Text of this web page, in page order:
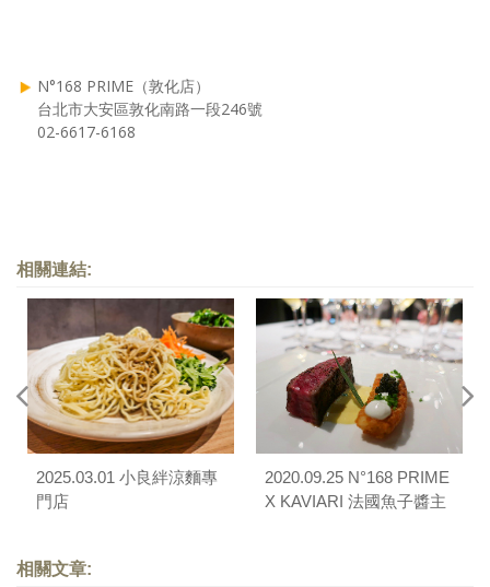
N°168 PRIME（敦化店）
台北市大安區敦化南路一段246號
02-6617-6168
相關連結:
2025.03.01 小良絆涼麵專
門店
2020.09.25 N°168 PRIME
X KAVIARI 法國魚子醬主
相關文章: